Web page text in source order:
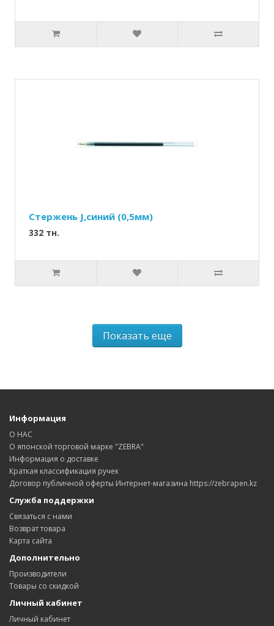
Стержень J,синий (0,5мм)
332 тн.
Показать еще
Информация
О НАС
О японской торговой марке "ZEBRA"
Информация о доставке
Краткая классификация ручек
Договор публичной оферты Интернет-магазина https://zebrapen.kz
Служба поддержки
Связаться с нами
Возврат товара
Карта сайта
Дополнительно
Производители
Товары со скидкой
Личный кабинет
Личный кабинет